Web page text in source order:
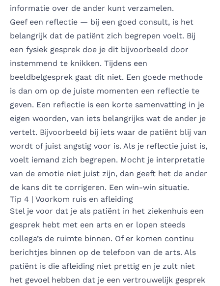
informatie over de ander kunt verzamelen.
Geef een reflectie — bij een goed consult, is het
belangrijk dat de patiënt zich begrepen voelt. Bij
een fysiek gesprek doe je dit bijvoorbeeld door
instemmend te knikken. Tijdens een
beeldbelgesprek gaat dit niet. Een goede methode
is dan om op de juiste momenten een reflectie te
geven. Een reflectie is een korte samenvatting in je
eigen woorden, van iets belangrijks wat de ander je
vertelt. Bijvoorbeeld bij iets waar de patiënt blij van
wordt of juist angstig voor is. Als je reflectie juist is,
voelt iemand zich begrepen. Mocht je interpretatie
van de emotie niet juist zijn, dan geeft het de ander
de kans dit te corrigeren. Een win-win situatie.
Tip 4 | Voorkom ruis en afleiding
Stel je voor dat je als patiënt in het ziekenhuis een
gesprek hebt met een arts en er lopen steeds
collega’s de ruimte binnen. Of er komen continu
berichtjes binnen op de telefoon van de arts. Als
patiënt is die afleiding niet prettig en je zult niet
het gevoel hebben dat je een vertrouwelijk gesprek